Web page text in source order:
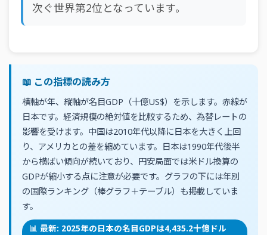
次ぐ世界第2位となっています。
📖 この指標の読み方
横軸が年、縦軸が名目GDP（十億US$）を示します。赤線が
日本です。経済規模の絶対値を比較するため、為替レートの
影響を受けます。中国は2010年代以降に日本を大きく上回
り、アメリカとの差を縮めています。日本は1990年代後半
から横ばい傾向が続いており、円安局面では米ドル換算の
GDPが縮小する点に注意が必要です。グラフの下には年別
の国際ランキング（棒グラフ＋テーブル）も掲載していま
す。
📊 最新: 2025年の日本の名目GDPは4,435.2十億ドル